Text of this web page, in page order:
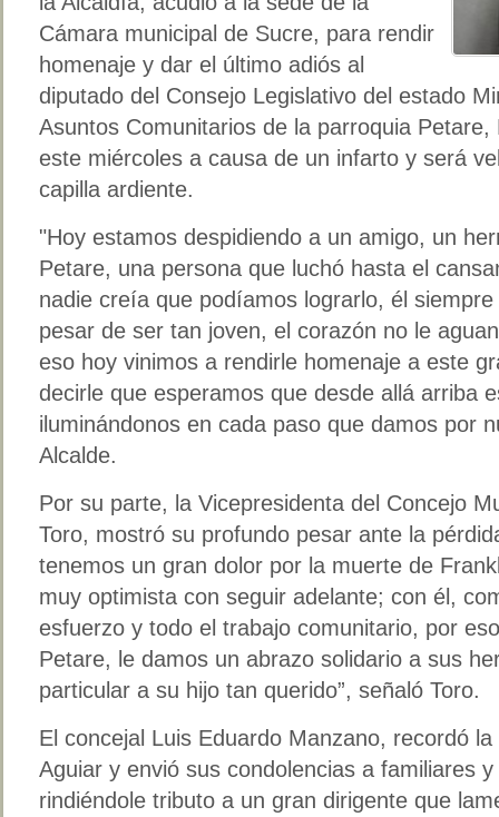
Cámara municipal de Sucre, para rendir
homenaje y dar el último adiós al
diputado del Consejo Legislativo del estado
Asuntos Comunitarios de la parroquia Petare,
este miércoles a causa de un infarto y será
capilla ardiente.
"Hoy estamos despidiendo a un amigo, un
Petare, una persona que luchó hasta el
nadie creía que podíamos lograrlo, él
pesar de ser tan joven, el corazón no le
eso hoy vinimos a rendirle homenaje a este
decirle que esperamos que desde allá arriba
iluminándonos en cada paso que damos por
Alcalde.
Por su parte, la Vicepresidenta del Concejo
Toro, mostró su profundo pesar ante la
tenemos un gran dolor por la muerte de
muy optimista con seguir adelante; con él,
esfuerzo y todo el trabajo comunitario, por
Petare, le damos un abrazo solidario a sus
particular a su hijo tan querido”, señaló Toro.
El concejal Luis Eduardo Manzano, recordó
Aguiar y envió sus condolencias a familiares
rindiéndole tributo a un gran dirigente que